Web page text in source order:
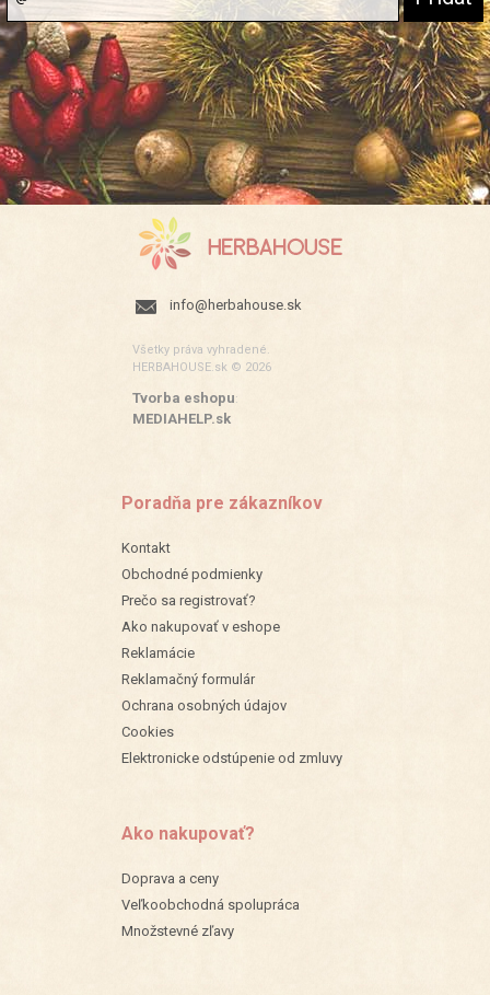
info@herbahouse.sk
Všetky práva vyhradené.
HERBAHOUSE.sk © 2026
Tvorba eshopu:
MEDIAHELP.sk
Poradňa pre zákazníkov
Kontakt
Obchodné podmienky
Prečo sa registrovať?
Ako nakupovať v eshope
Reklamácie
Reklamačný formulár
Ochrana osobných údajov
Cookies
Elektronicke odstúpenie od zmluvy
Ako nakupovať?
Doprava a ceny
Veľkoobchodná spolupráca
Množstevné zľavy